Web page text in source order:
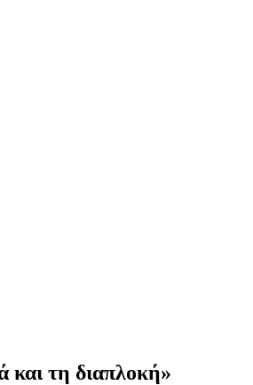
και τη διαπλοκή»